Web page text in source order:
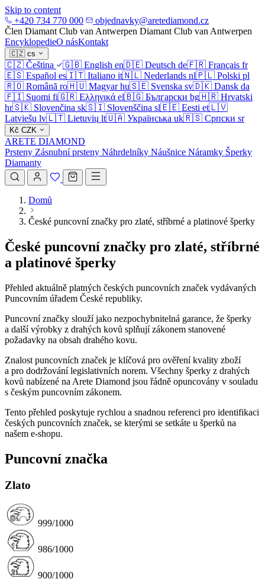
Skip to content
+420 734 770 000
objednavky@aretediamond.cz
Člen Diamant Club van Antwerpen Diamant Club van Antwerpen
EncyklopedieO násKontakt
🇨🇿 cs
🇨🇿 Čeština 🇬🇧 English en🇩🇪 Deutsch de🇫🇷 Français fr
🇪🇸 Español es🇮🇹 Italiano it🇳🇱 Nederlands nl🇵🇱 Polski pl
🇷🇴 Română ro🇭🇺 Magyar hu🇸🇪 Svenska sv🇩🇰 Dansk da
🇫🇮 Suomi fi🇬🇷 Ελληνικά el🇧🇬 Български bg🇭🇷 Hrvatski
hr🇸🇰 Slovenčina sk🇸🇮 Slovenščina sl🇪🇪 Eesti et🇱🇻
Latviešu lv🇱🇹 Lietuvių lt🇺🇦 Українська uk🇷🇸 Српски sr
Kč CZK
ARETE DIAMOND
Prsteny Zásnubní prsteny Náhrdelníky Náušnice Náramky Šperky
Diamanty
Domů
České puncovní značky pro zlaté, stříbrné a platinové šperky
České puncovní značky pro zlaté, stříbrné
a platinové šperky
Přehled aktuálně platných českých puncovních značek vydávaných
Puncovním úřadem České republiky.
Puncovní značky slouží jako nezpochybnitelná garance, že šperky
a další výrobky z drahých kovů splňují zákonem stanovené
požadavky na obsah drahého kovu.
Znalost puncovních značek je klíčová pro ověření kvality zboží
a pro dodržování legislativních norem. Všechny šperky z drahých
kovů nabízené na Arete Diamond jsou řádně opuncovány v souladu
s českým puncovním zákonem.
Tento přehled poskytuje rychlou a snadnou referenci pro identifikaci
českých puncovních značek, se kterými se setkáte u šperků na
našem e-shopu.
Puncovní značka
Zlato
999/1000
986/1000
900/1000